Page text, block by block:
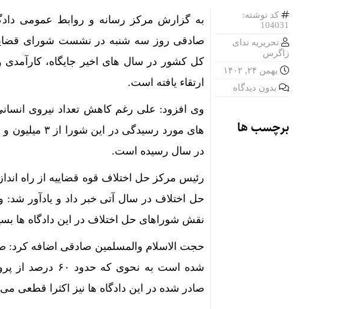
کد نوشته:
104031
تحریریه ندای
زاگرس
بهمن ۲۴, ۱۴۰۲
بدون دیدگاه
برچسب ها
به گزارش مرکز رسانه و روابط عمومی
صادقی روز سه شنبه در نشست شورای قضایی
کل کشور در سال های اخیر جایگاه،
ارتقاء یافته است.
وی افزود: علی رغم کاهش تعداد نیروی
در سال رسیده است.
رئیس مرکز حل اختلاف قوه قضاییه از راه
حل اختلاف در سال آتی خبر داد و یادآور
نقش شوراهای حل اختلاف در این دادگاه ها
حجت الاسلام والمسلمین صادقی اضافه
شده است به
صادر شده در این دادگاه ها نیز اکثرا قطعی می